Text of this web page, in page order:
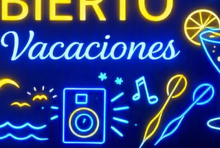
En La Bahía jugamos conRadikal
modalidades, ligas y eventos en las
¿VIENES SOLO?
Pregúntanos y únete a un equipo.
Hay sitio para jugadores de todos los